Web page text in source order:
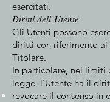
esercitati.
Diritti dell’Utente
Gli Utenti possono
diritti con riferimento
Titolare.
In particolare, nei limiti
legge, l’Utente ha il
revocare il consenso in